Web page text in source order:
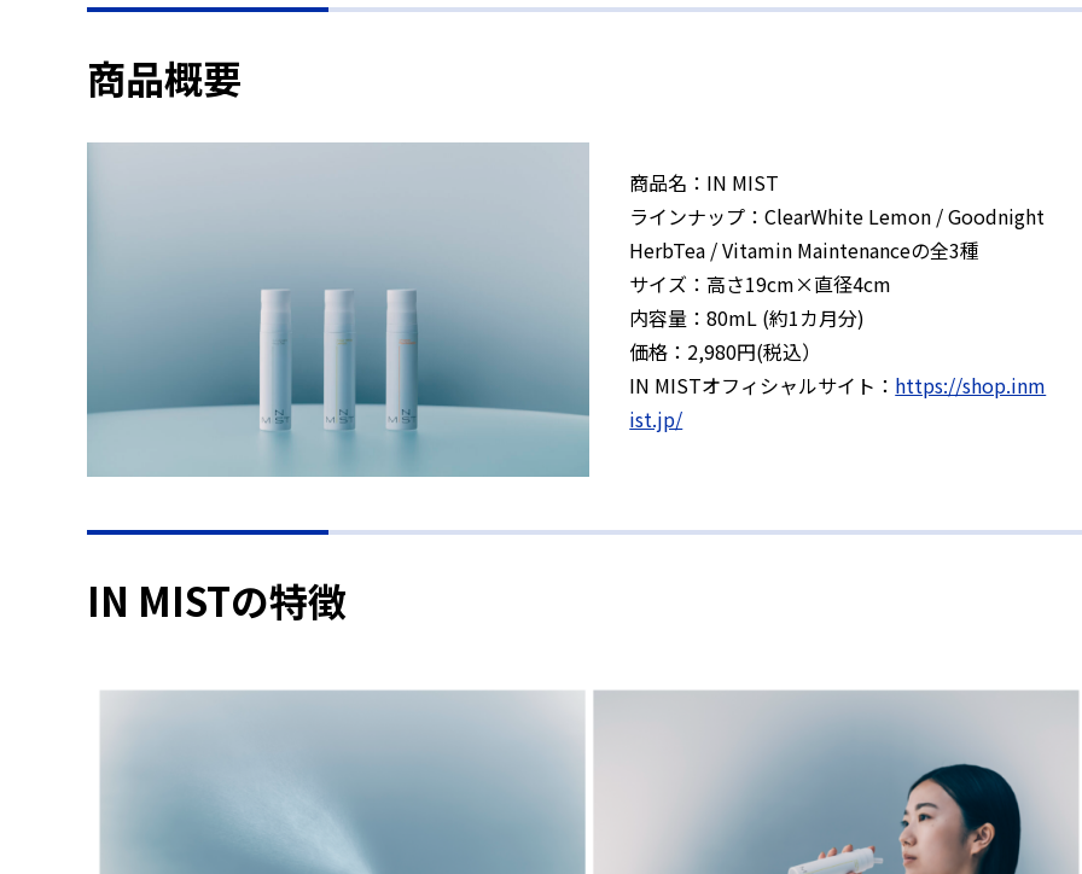
商品概要
商品名：IN MIST
ラインナップ：ClearWhite Lemon / Goodnight
HerbTea / Vitamin Maintenanceの全3種
サイズ：高さ19cm×直径4cm
内容量：80mL (約1カ月分)
価格：2,980円(税込）
IN MISTオフィシャルサイト： https://shop.inm
ist.jp/
IN MISTの特徴